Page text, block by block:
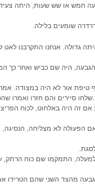
חמש או שש שעות, היתה
שומעים בלילה.
אנחנו התקרבנו לאט
הגבעה, היה שם כביש ואחר כך
טיפת אור לא היה במצודה.
סיירים והם חזרו ואמרו
אם זה היה באלחוט, לכוח
אם הפעולה לא מצליחה,
התמקמו שם כוח הרתק, עם
מהצד השני שהם